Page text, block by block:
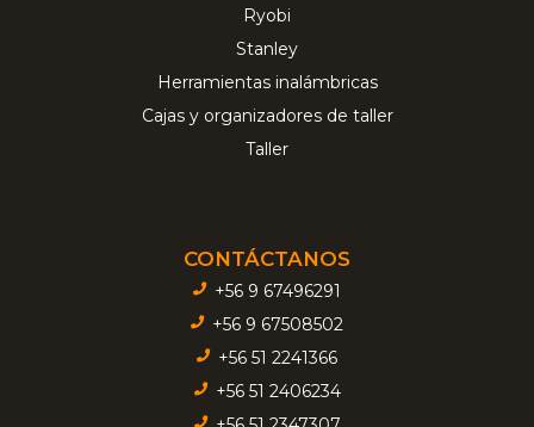
Ryobi
Stanley
Herramientas inalámbricas
Cajas y organizadores de taller
Taller
CONTÁCTANOS
+56 9 67496291
+56 9 67508502
+56 51 2241366
+56 51 2406234